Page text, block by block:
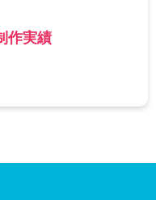
作実績